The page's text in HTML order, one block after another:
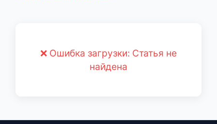
❌ Ошибка загрузки: Статья не
найдена